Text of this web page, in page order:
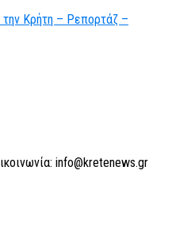
info@kretenews.gr